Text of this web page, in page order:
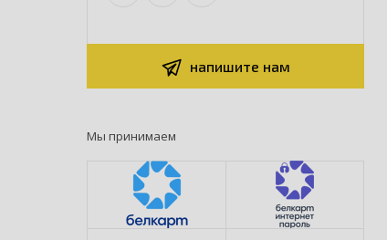
напишите нам
Мы принимаем